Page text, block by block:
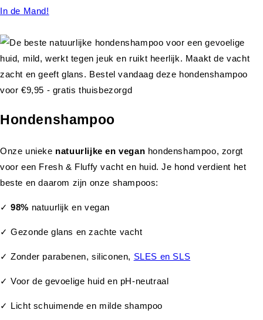
In de Mand!
Hondenshampoo
Onze unieke natuurlijke en vegan hondenshampoo, zorgt
voor een Fresh & Fluffy vacht en huid. Je hond verdient het
beste en daarom zijn onze shampoos:
✓98% natuurlijk en vegan
✓ Gezonde glans en zachte vacht
✓ Zonder parabenen, siliconen, SLES en SLS
✓ Voor de gevoelige huid en pH-neutraal
✓ Licht schuimende en milde shampoo